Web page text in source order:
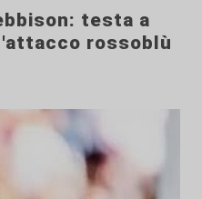
testa a
rossoblù